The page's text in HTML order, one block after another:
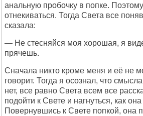
анальную пробочку в попке.
отнекиваться. Тогда Света все
сказала:
— Не стесняйся моя хорошая, я
прячешь.
Сначала никто кроме меня и её не
говорит. Тогда я осознал, что
нет, все равно Света всем все
подойти к Свете и нагнуться, как
Повернувшись к Свете попкой, она